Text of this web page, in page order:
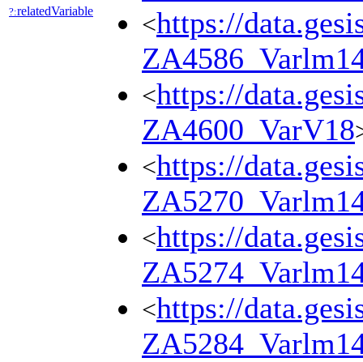
?:relatedVariable <https://
<https://
ZA4600_VarV18
<https://
<https://
<https://